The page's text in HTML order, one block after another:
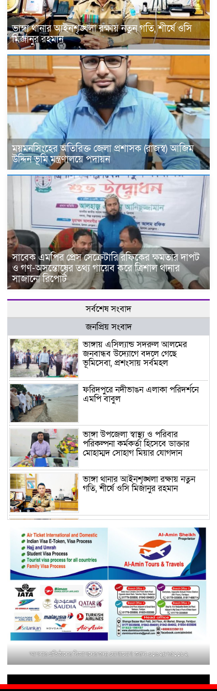
ভাঙ্গা থানার আইনশৃঙ্খলা রক্ষায় নতুন গতি, শীর্ষে ওসি
মিজানুর রহমান
ময়মনসিংহের অতিরিক্ত জেলা প্রশাসক (রাজস্ব) আজিম
উদ্দিন ভূমি মন্ত্রণালয়ে পদায়ন
সাবেক এমপির প্রেস সেক্রেটারি রফিকের ক্ষমতার দাপট
ও গণ-অসন্তোষের তথ্য গায়েব করে ত্রিশাল থানার
সাজানো রিপোর্ট
সর্বশেষ সংবাদ
জনপ্রিয় সংবাদ
ভাঙ্গায় এসিল্যান্ড সদরুল আলমের
জনবান্ধব উদ্যোগে বদলে গেছে
ভূমিসেবা, প্রশংসায় সর্বমহল
ফরিদপুরে নদীভাঙন এলাকা পরিদর্শনে
এমপি বাবুল
ভাঙ্গা উপজেলা স্বাস্থ্য ও পরিবার
পরিকল্পনা কর্মকর্তা হিসেবে ডাক্তার
মোহাম্মদ সোহাগ মিয়ার যোগদান
ভাঙ্গা থানার আইনশৃঙ্খলা রক্ষায় নতুন
গতি, শীর্ষে ওসি মিজানুর রহমান
ময়মনসিংহের অতিরিক্ত জেলা প্রশাসক
(রাজস্ব) আজিম উদ্দিন ভূমি মন্ত্রণালয়ে
পদায়ন
সাবেক এমপির প্রেস সেক্রেটারি রফিকের
ক্ষমতার দাপট ও গণ-অসন্তোষের তথ্য
গায়েব করে ত্রিশাল থানার সাজানো
রিপোর্ট
মুক্তাগাছায় জুলাই শহীদ সামিদের কবর
জিয়ারত ও পৌর কমিটির কার্যক্রম শুরু
শহিদুল ইসলাম বাবুলের হাত ধরে বদলে
আপনার প্রতিষ্ঠানের বিজ্ঞাপনের জন্য যোগাযোগ করুন-০১৯২৪৭৫১১৮২